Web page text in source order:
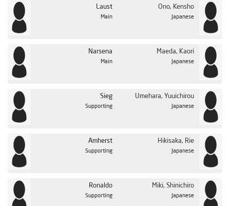
Laust
Main
Ono, Kensho
Japanese
Narsena
Main
Maeda, Kaori
Japanese
Sieg
Supporting
Umehara, Yuuichirou
Japanese
Amherst
Supporting
Hikisaka, Rie
Japanese
Ronaldo
Supporting
Miki, Shinichiro
Japanese